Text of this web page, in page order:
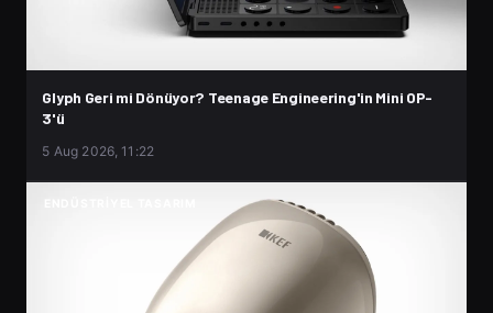
Glyph Geri mi Dönüyor? Teenage Engineering'in Mini OP-
3'ü
5 Aug 2026, 11:22